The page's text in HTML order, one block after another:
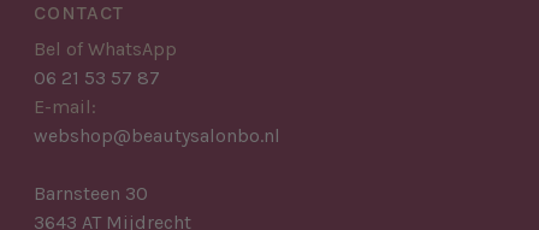
CONTACT
Bel of WhatsApp
06 21 53 57 87
E-mail:
webshop@beautysalonbo.nl
Barnsteen 30
3643 AT Mijdrecht